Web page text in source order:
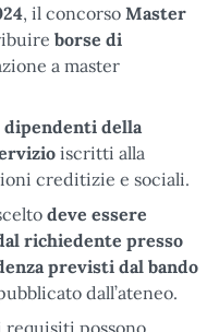
, il concorso Master
borse di
a master
dipendenti della
iscritti alla
creditizie e sociali.
deve essere
richiedente presso
previsti dal bando
dall’ateneo.
possono